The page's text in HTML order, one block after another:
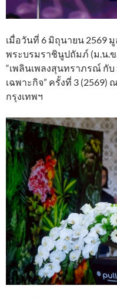
เมื่อวันที่ 6 มิถุนายน 2569
พระบรมราชินูปถัมภ์ (ม.น.ข
“เพลินเพลงสุนทราภรณ์ กั
เฉพาะกิจ” ครั้งที่ 3 (2569)
กรุงเทพฯ